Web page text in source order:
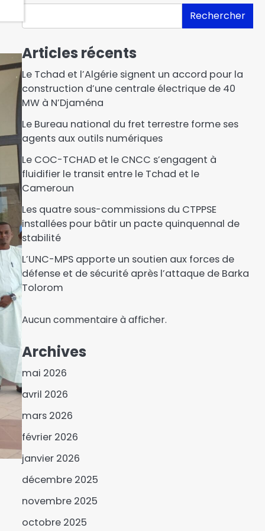
Rechercher
Articles récents
Le Tchad et l’Algérie signent un accord pour la
construction d’une centrale électrique de 40
MW à N’Djaména
‎Le Bureau national du fret terrestre forme ses
agents aux outils numériques
Le COC-TCHAD et le CNCC s’engagent à
fluidifier le transit entre le Tchad et le
Cameroun
Les quatre sous-commissions du CTPPSE
installées pour bâtir un pacte quinquennal de
stabilité
L’UNC-MPS apporte un soutien aux forces de
défense et de sécurité après l’attaque de Barka
Tolorom
Aucun commentaire à afficher.
Archives
mai 2026
avril 2026
mars 2026
février 2026
janvier 2026
décembre 2025
novembre 2025
octobre 2025
3